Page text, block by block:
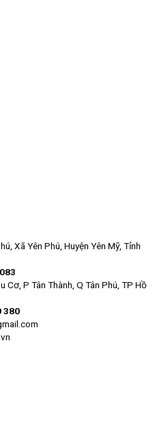
Xã Yên Phú, Huyện Yên Mỹ, Tỉnh
Cơ, P Tân Thành, Q Tân Phú, TP Hồ
380